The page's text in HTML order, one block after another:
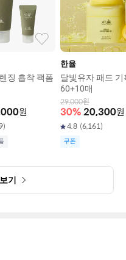
징 흡착 팩폼
원
)
한율
달빛유자 패드
60+10매
29,000원
30% 20,300원
4.8 (6,161)
쿠폰
기